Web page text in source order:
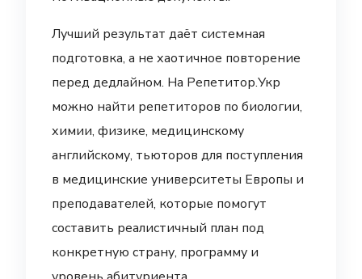
Лучший результат даёт системная
подготовка, а не хаотичное повторение
перед дедлайном. На Репетитор.Укр
можно найти репетиторов по биологии,
химии, физике, медицинскому
английскому, тьюторов для поступления
в медицинские университеты Европы и
преподавателей, которые помогут
составить реалистичный план под
конкретную страну, программу и